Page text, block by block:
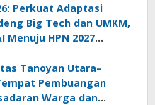
Perkuat Adaptasi
Big Tech dan UMKM,
Menuju HPN 2027
Tanoyan Utara–
Pembuangan
Warga dan